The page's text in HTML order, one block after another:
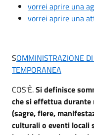
vorrei aprire una
vorrei aprire una
SOMMINISTRAZIONE
TEMPORANEA
COS'È.Si definisce
che si effettua
(sagre, fiere,
culturali o eventi locali